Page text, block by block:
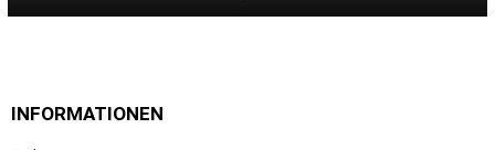
INFORMATIONEN